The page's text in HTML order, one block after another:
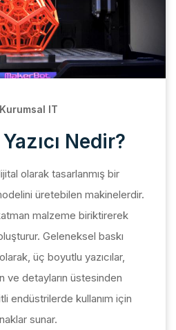
Kurumsal IT
Nedir?
olarak tasarlanmış bir
üretebilen makinelerdir.
malzeme biriktirerek
Geleneksel baskı
üç boyutlu yazıcılar,
ve detayların üstesinden
endüstrilerde kullanım için
sunar.